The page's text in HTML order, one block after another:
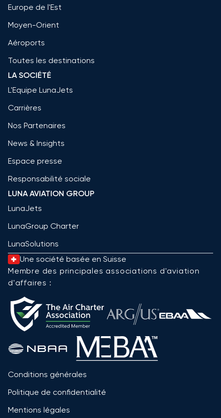
Europe de l'Est
Moyen-Orient
Aéroports
Toutes les destinations
LA SOCIÉTÉ
L'Equipe LunaJets
Carrières
Nos Partenaires
News & Insights
Espace presse
Responsabilité sociale
LUNA AVIATION GROUP
LunaJets
LunaGroup Charter
LunaSolutions
Une société basée en Suisse
Membre des principales associations d'aviation
d'affaires :
Conditions générales
Politique de confidentialité
Mentions légales